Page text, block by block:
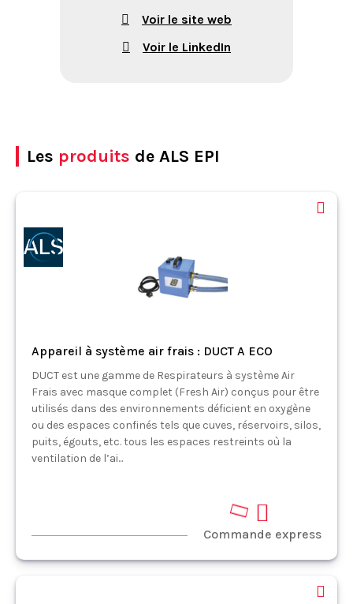
Voir le site web
Voir le LinkedIn
Les produits de ALS EPI
Appareil à système air frais : DUCT A ECO
DUCT est une gamme de Respirateurs à système Air
Frais avec masque complet (Fresh Air) conçus pour être
utilisés dans des environnements déficient en oxygène
ou des espaces confinés tels que cuves, réservoirs, silos,
puits, égouts, etc. tous les espaces restreints où la
ventilation de l’ai...
Commande express